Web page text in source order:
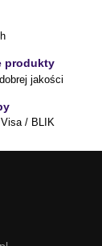
produkty
jakości
/ BLIK